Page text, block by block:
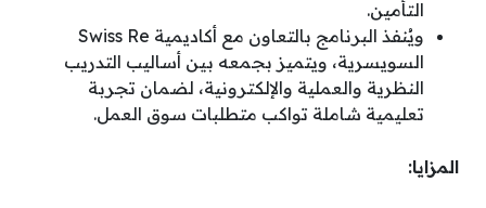
التأمين.
ويُنفذ البرنامج بالتعاون مع أكاديمية Swiss Re
السويسرية، ويتميز بجمعه بين أساليب التدريب
النظرية والعملية والإلكترونية، لضمان تجربة
تعليمية شاملة تواكب متطلبات سوق العمل.
المزايا: